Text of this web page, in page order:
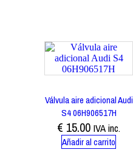
Válvula aire adicional Audi
S4 06H906517H
€ 15.00 IVA inc.
Añadir al carrito